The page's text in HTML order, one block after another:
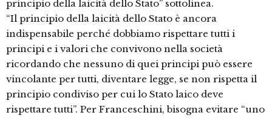
principio della laicità dello Stato” sottolinea.
“Il principio della laicità dello Stato è ancora
indispensabile perché dobbiamo rispettare tutti i
principi e i valori che convivono nella società
ricordando che nessuno di quei principi può essere
vincolante per tutti, diventare legge, se non rispetta il
principio condiviso per cui lo Stato laico deve
rispettare tutti”. Per Franceschini, bisogna evitare “uno